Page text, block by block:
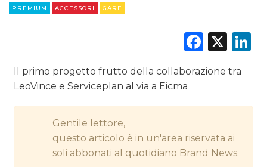
CINEMA
ESTERNA
RADIO / AUDIO
PREMIUM ACCESSORI GARE
X
Il primo progetto frutto della collaborazione tra
LeoVince e Serviceplan al via a Eicma
Gentile lettore,
questo articolo è in un'area riservata ai
soli abbonati al quotidiano Brand News.